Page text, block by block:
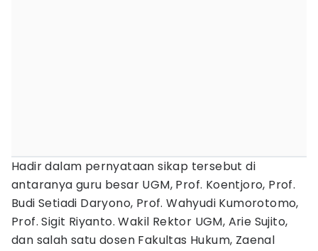
Hadir dalam pernyataan sikap tersebut di
antaranya guru besar UGM, Prof. Koentjoro, Prof.
Budi Setiadi Daryono, Prof. Wahyudi Kumorotomo,
Prof. Sigit Riyanto. Wakil Rektor UGM, Arie Sujito,
dan salah satu dosen Fakultas Hukum, Zaenal